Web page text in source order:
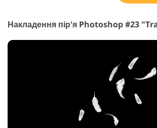
Накладення пір'я Photoshop #23